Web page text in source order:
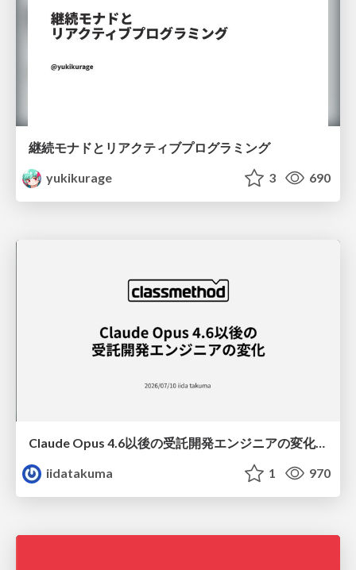
継続モナドとリアクティブプログラミング
yukikurage
3 690
Claude Opus 4.6以後の受託開発エンジニアの変化(Claude Code開発ノウハウ大公開スペシャルbyクラスメソッド)
iidatakuma
1 970